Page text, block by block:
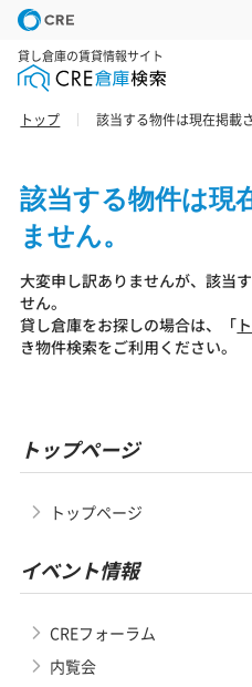
貸し倉庫の賃貸情報サイト
トップ 該当する物件は現在掲載
該当する物件は現
ません。
大変申し訳ありませんが、該当
せん。
貸し倉庫をお探しの場合は、「
き物件検索をご利用ください。
トップページ
トップページ
イベント情報
CREフォーラム
内覧会